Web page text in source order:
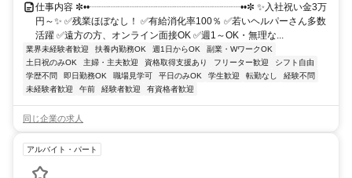
仕事内容 ✼••┈┈┈┈┈┈┈┈┈┈┈┈┈┈┈┈••✼ ✨入社祝い金3万
円～✨ ✅残業ほぼなし！ ✅有給消化率100％ ✅若いヘルパーさん多数
活躍 ✅遠方の方、オンライン面接OK ✅週1～OK・無理な...
業界未経験者歓迎 扶養内勤務OK 週1日からOK
副業・WワークOK
土日祝のみOK
主婦・主夫歓迎 資格取得支援あり フリーター歓迎
シフト自由
学歴不問
即日勤務OK 職場見学可 平日のみOK 学生歓迎 転勤なし
経験不問
未経験者歓迎
午前 経験者歓迎 有資格者歓迎
同じ企業の求人
アルバイト・パート